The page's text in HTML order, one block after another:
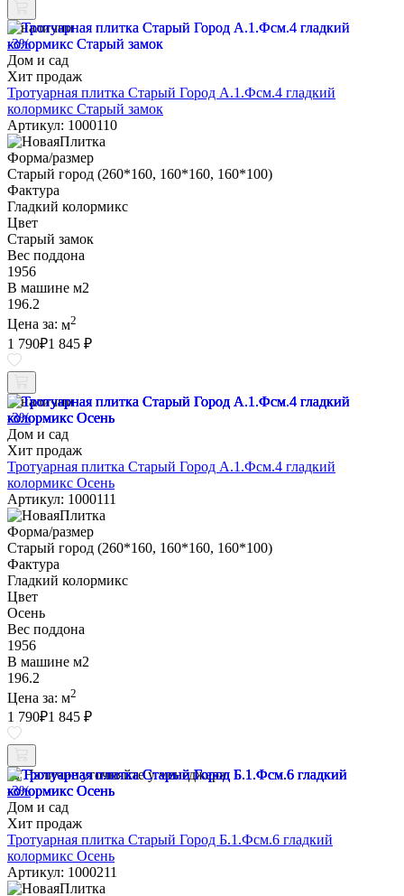
В наличии
-3%
Дом и сад
Хит продаж
Тротуарная плитка Старый Город А.1.Фсм.4 гладкий
колормикс Старый замок
Артикул: 1000110
Форма/размер
Старый город (260*160, 160*160, 160*100)
Фактура
Гладкий колормикс
Цвет
Старый замок
Вес поддона
1956
В машине м2
196.2
Цена за: м2
1 790₽1 845 ₽
В наличии
-3%
Дом и сад
Хит продаж
Тротуарная плитка Старый Город А.1.Фсм.4 гладкий
колормикс Осень
Артикул: 1000111
Форма/размер
Старый город (260*160, 160*160, 160*100)
Фактура
Гладкий колормикс
Цвет
Осень
Вес поддона
1956
В машине м2
196.2
Цена за: м2
1 790₽1 845 ₽
Наличие уточняйте у менеджера
-3%
Дом и сад
Хит продаж
Тротуарная плитка Старый Город Б.1.Фсм.6 гладкий
колормикс Осень
Артикул: 1000211